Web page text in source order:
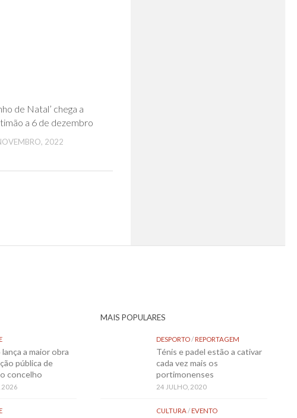
de Natal’ chega a
a 6 de dezembro
2022
a maior obra
pública de
concelho
2026
MAIS POPULARES
DESPORTO/REPORTAGEM
Ténis e padel estão a cativar
cada vez mais os
portimonenses
24 JULHO, 2020
CULTURA/EVENTO